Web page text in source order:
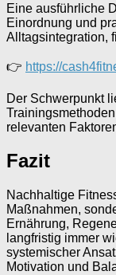
Eine ausführliche
Einordnung und
Alltagsintegration,
👉 https://
Der Schwerpunkt
relevanten
Fazit
Nachhaltige
Maßnahmen,
Ernährung,
langfristig immer
systemischer
Motivation und